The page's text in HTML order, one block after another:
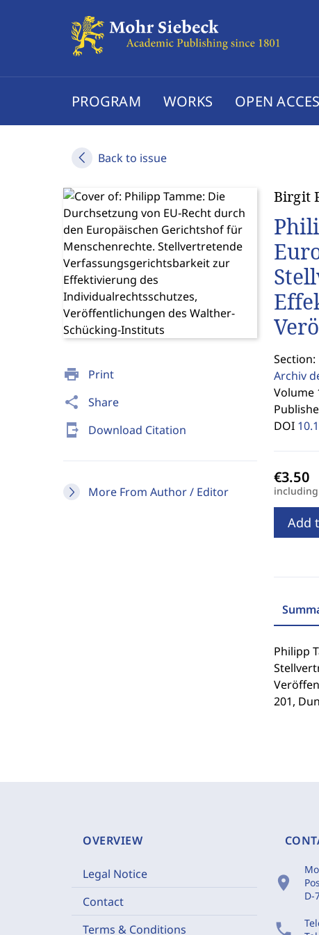
PROGRAM WORKS OPEN
Back to issue
print Print
share Share
send_to_mobile Download Citation
More From Author / Editor
Birgit
Archiv
Volume
DOI
including
Add
Philipp
201,
OVERVIEW
Legal Notice
Contact
Terms & Conditions
location_on
D-
phone